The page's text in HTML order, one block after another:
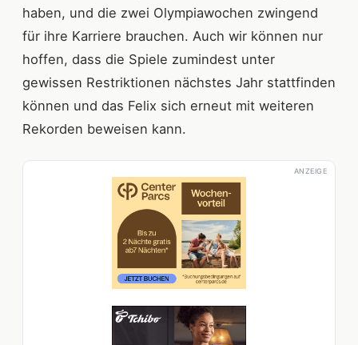
haben, und die zwei Olympiawochen zwingend
für ihre Karriere brauchen. Auch wir können nur
hoffen, dass die Spiele zumindest unter
gewissen Restriktionen nächstes Jahr stattfinden
können und das Felix sich erneut mit weiteren
Rekorden beweisen kann.
ANZEIGE